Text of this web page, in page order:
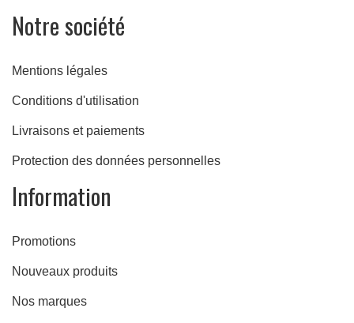
Notre société
Mentions légales
Conditions d'utilisation
Livraisons et paiements
Protection des données personnelles
Information
Promotions
Nouveaux produits
Nos marques